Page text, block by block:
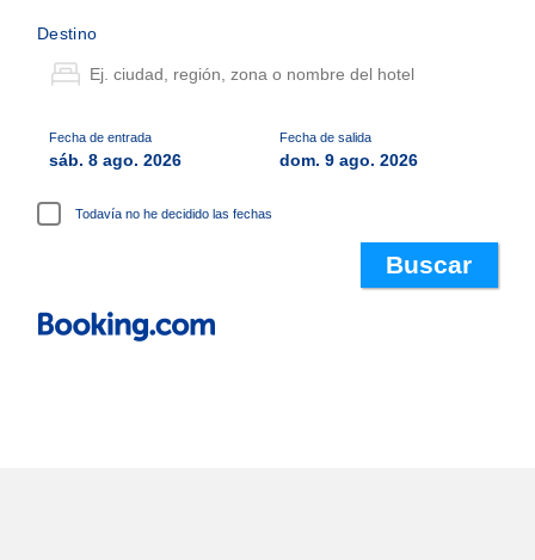
Destino
Fecha de entrada
sáb. 8 ago. 2026
Fecha de salida
dom. 9 ago. 2026
Todavía no he decidido las fechas